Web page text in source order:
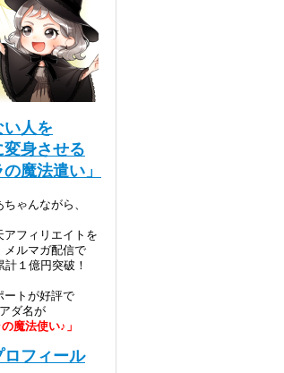
い人を
身させる
魔法遣い」
ゃんながら、
アフィリエイトを
メルマガ配信で
１億円突破！
ートが好評で
ダ名が
魔法使い♪」
ロフィール